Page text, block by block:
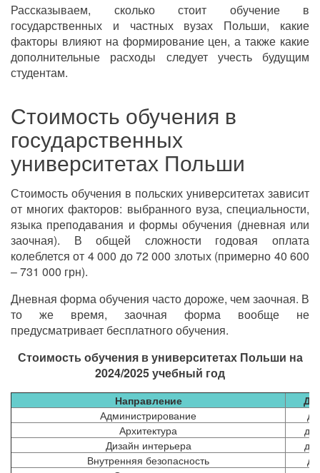
Рассказываем, сколько стоит обучение в
государственных и частных вузах Польши, какие
факторы влияют на формирование цен, а также какие
дополнительные расходы следует учесть будущим
студентам.
Стоимость обучения в
государственных
университетах Польши
Стоимость обучения в польских университетах зависит
от многих факторов: выбранного вуза, специальности,
языка преподавания и формы обучения (дневная или
заочная). В общей сложности годовая оплата
колеблется от 4 000 до 72 000 злотых (примерно 40 600
– 731 000 грн).
Дневная форма обучения часто дороже, чем заочная. В
то же время, заочная форма вообще не
предусматривает бесплатного обучения.
Стоимость обучения в университетах Польши на
2024/2025 учебный год
Направление
Администрирование
Архитектура
до
Дизайн интерьера
до
Внутренняя безопасность